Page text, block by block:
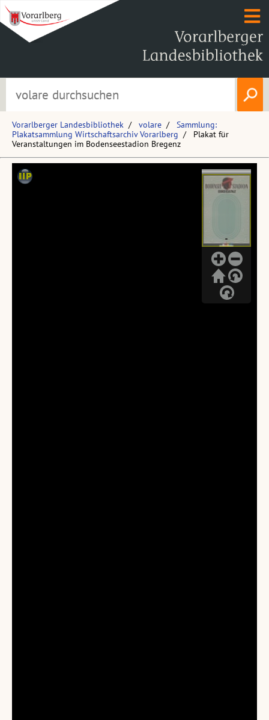
Vorarlberger Landesbibliothek volare
Sammlung:
Plakatsammlung Wirtschaftsarchiv Vorarlberg
Plakat für
Veranstaltungen im Bodenseestadion Bregenz